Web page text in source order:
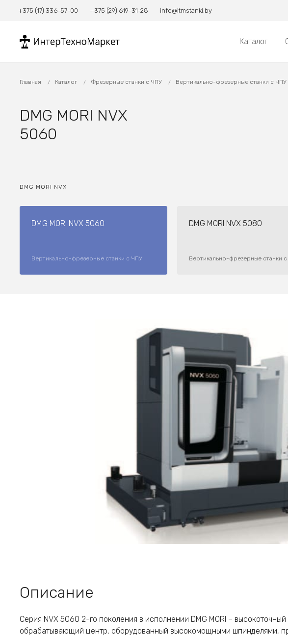
+375 (17) 336-57-00 +375 (29) 619-31-28 info@itmstanki.by
Каталог
Главная Каталог Фрезерные станки с ЧПУ Вертикально-фрезерные станки с ЧПУ
DMG MORI NVX
5060
DMG MORI NVX
DMG MORI NVX 5060
Вертикально-фрезерные станки с ЧПУ
DMG MORI NVX 5080
Вертикально-фрезерные станки
Описание
Серия NVX 5060 2-го поколения в исполнении DMG MORI – высокоточный
обрабатывающий центр, оборудованный высокомощными шпинделями,